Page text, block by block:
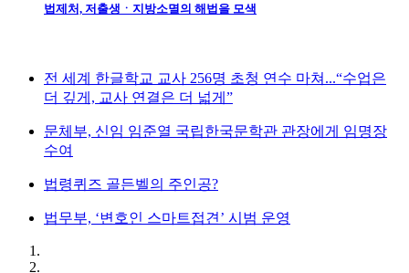
법제처, 저출생ㆍ지방소멸의 해법을 모색
전 세계 한글학교 교사 256명 초청 연수 마쳐...“수업은
더 깊게, 교사 연결은 더 넓게”
문체부, 신임 임준열 국립한국문학관 관장에게 임명장
수여
법령퀴즈 골든벨의 주인공?
법무부, ‘변호인 스마트접견’ 시범 운영